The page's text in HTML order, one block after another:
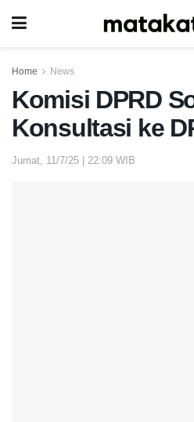
Home News
Komisi DPRD
Konsultasi ke
Jumat, 11/7/25 | 22:09 WIB